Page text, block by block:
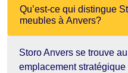
Qu’est-ce qui distingue
meubles à Anvers?
Storo Anvers se trouve
emplacement